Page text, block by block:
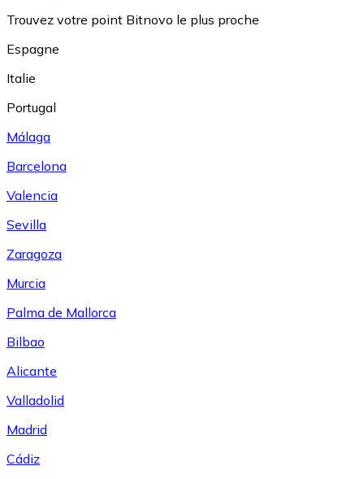
Trouvez votre point Bitnovo le plus proche
Espagne
Italie
Portugal
Málaga
Barcelona
Valencia
Sevilla
Zaragoza
Murcia
Palma de Mallorca
Bilbao
Alicante
Valladolid
Madrid
Cádiz